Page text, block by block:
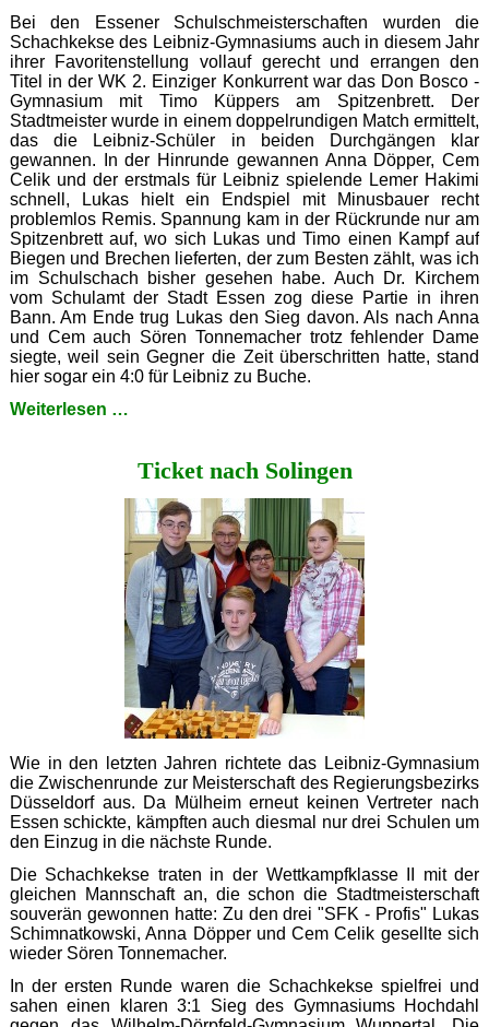
Bei den Essener Schulschmeisterschaften wurden die
Schachkekse des Leibniz-Gymnasiums auch in diesem Jahr
ihrer Favoritenstellung vollauf gerecht und errangen den
Titel in der WK 2. Einziger Konkurrent war das Don Bosco -
Gymnasium mit Timo Küppers am Spitzenbrett. Der
Stadtmeister wurde in einem doppelrundigen Match ermittelt,
das die Leibniz-Schüler in beiden Durchgängen klar
gewannen. In der Hinrunde gewannen Anna Döpper, Cem
Celik und der erstmals für Leibniz spielende Lemer Hakimi
schnell, Lukas hielt ein Endspiel mit Minusbauer recht
problemlos Remis. Spannung kam in der Rückrunde nur am
Spitzenbrett auf, wo sich Lukas und Timo einen Kampf auf
Biegen und Brechen lieferten, der zum Besten zählt, was ich
im Schulschach bisher gesehen habe. Auch Dr. Kirchem
vom Schulamt der Stadt Essen zog diese Partie in ihren
Bann. Am Ende trug Lukas den Sieg davon. Als nach Anna
und Cem auch Sören Tonnemacher trotz fehlender Dame
siegte, weil sein Gegner die Zeit überschritten hatte, stand
hier sogar ein 4:0 für Leibniz zu Buche.
Weiterlesen …
Ticket nach Solingen
Wie in den letzten Jahren richtete das Leibniz-Gymnasium
die Zwischenrunde zur Meisterschaft des Regierungsbezirks
Düsseldorf aus. Da Mülheim erneut keinen Vertreter nach
Essen schickte, kämpften auch diesmal nur drei Schulen um
den Einzug in die nächste Runde.
Die Schachkekse traten in der Wettkampfklasse II mit der
gleichen Mannschaft an, die schon die Stadtmeisterschaft
souverän gewonnen hatte: Zu den drei "SFK - Profis" Lukas
Schimnatkowski, Anna Döpper und Cem Celik gesellte sich
wieder Sören Tonnemacher.
In der ersten Runde waren die Schachkekse spielfrei und
sahen einen klaren 3:1 Sieg des Gymnasiums Hochdahl